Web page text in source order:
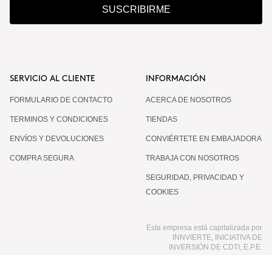
SUSCRIBIRME
SERVICIO AL CLIENTE
FORMULARIO DE CONTACTO
TERMINOS Y CONDICIONES
ENVÍOS Y DEVOLUCIONES
COMPRA SEGURA
INFORMACIÓN
ACERCA DE NOSOTROS
TIENDAS
CONVIÉRTETE EN EMBAJADORA
TRABAJA CON NOSOTROS
SEGURIDAD, PRIVACIDAD Y
COOKIES
Esta empresa está capitalizada por
INNVIERTE, INICIATIVA DE
INVERSIÓN DE CDTI, E.P.E.